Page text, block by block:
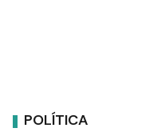
POLÍTICA